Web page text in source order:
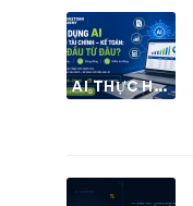
AI THỰC HÀNH